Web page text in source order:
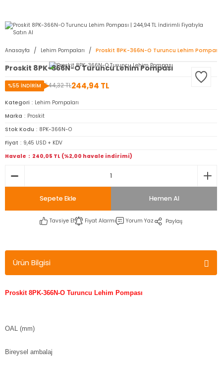
Anasayfa Lehim Pompaları Proskit 8PK-366N-O Turuncu Lehim Pompası
Proskit 8PK-366N-O Turuncu Lehim Pompası
544,32 TL244,94 TL
%55 İNDİRİM
Kategori
Lehim Pompaları
Marka
Proskit
Stok Kodu
8PK-366N-O
Fiyat
9,45 USD + KDV
Havale
240,05 TL (%2,00 havale indirimi)
Sepete Ekle Hemen Al
Tavsiye Et Fiyat Alarmı Yorum Yaz Paylaş
Ürün Bilgisi
Proskit 8PK-366N-O Turuncu Lehim Pompası
OAL (mm)
Bireysel ambalaj